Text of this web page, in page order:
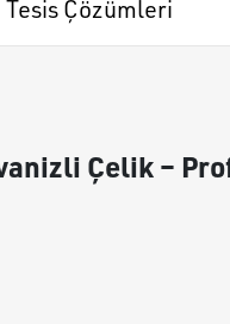
Tesis Çözümleri
Çelik –